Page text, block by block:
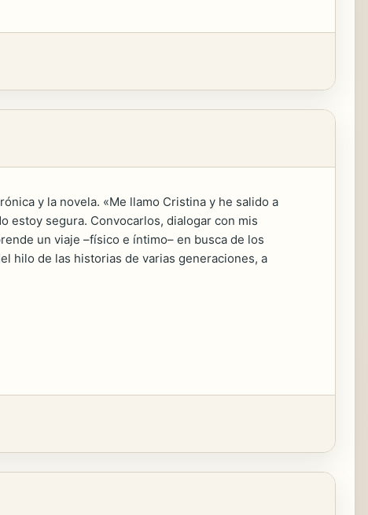
y la novela. «Me llamo Cristina y he salido a
estoy segura. Convocarlos, dialogar con mis
un viaje –físico e íntimo– en busca de los
hilo de las historias de varias generaciones, a